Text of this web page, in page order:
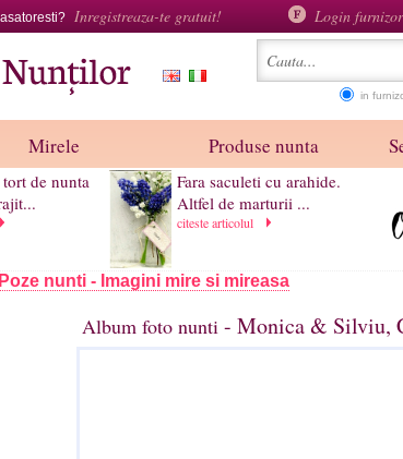
Inregistreaza-te gratuit! Login
in
Mirele Produse nunta
de nunta
Fara saculeti cu arahide.
Altfel de marturii ...
citeste articolul
nunti - Imagini mire si mireasa
Album foto nunti - Monica & Silviu,